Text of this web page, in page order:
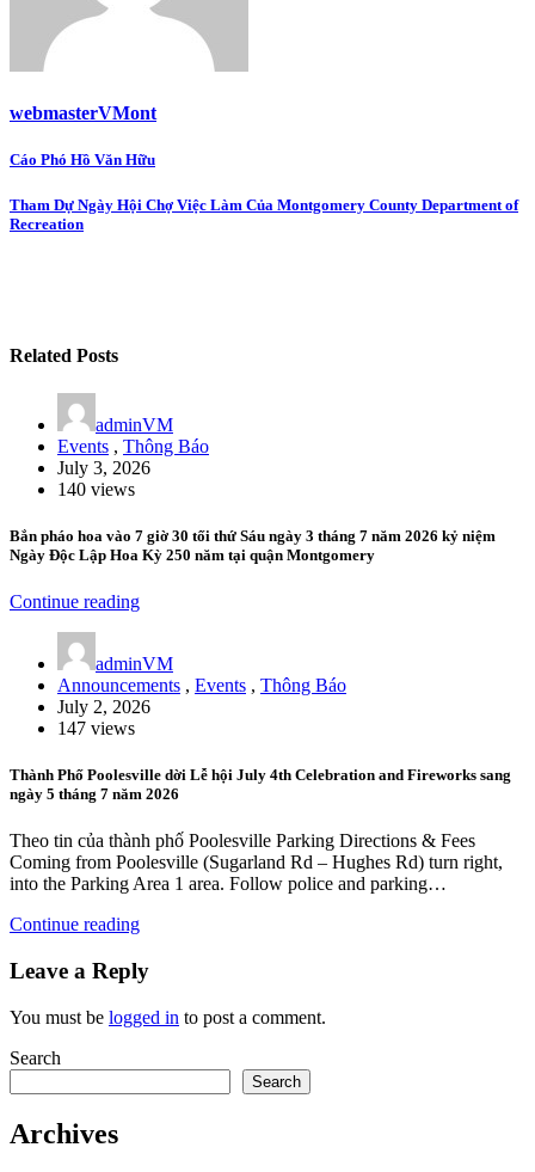
webmasterVMont
Post
navigation
Cáo Phó Hồ Văn Hữu
Tham Dự Ngày Hội Chợ Việc Làm Của Montgomery County Department of
Recreation
Related Posts
adminVM
Events , Thông Báo
July 3, 2026
140 views
Bắn pháo hoa vào 7 giờ 30 tối thứ Sáu ngày 3 tháng 7 năm 2026 kỷ niệm
Ngày Độc Lập Hoa Kỳ 250 năm tại quận Montgomery
Continue reading
adminVM
Announcements , Events , Thông Báo
July 2, 2026
147 views
Thành Phố Poolesville dời Lễ hội July 4th Celebration and Fireworks sang
ngày 5 tháng 7 năm 2026
Theo tin của thành phố Poolesville Parking Directions & Fees
Coming from Poolesville (Sugarland Rd – Hughes Rd) turn right,
into the Parking Area 1 area. Follow police and parking…
Continue reading
Leave a Reply
You must be logged in to post a comment.
Search
Search
Archives